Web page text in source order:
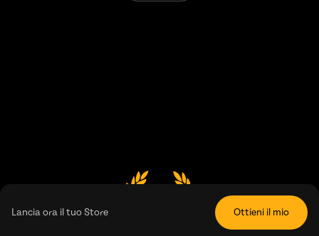
Lancia ora il tuo Store Ottieni il mio